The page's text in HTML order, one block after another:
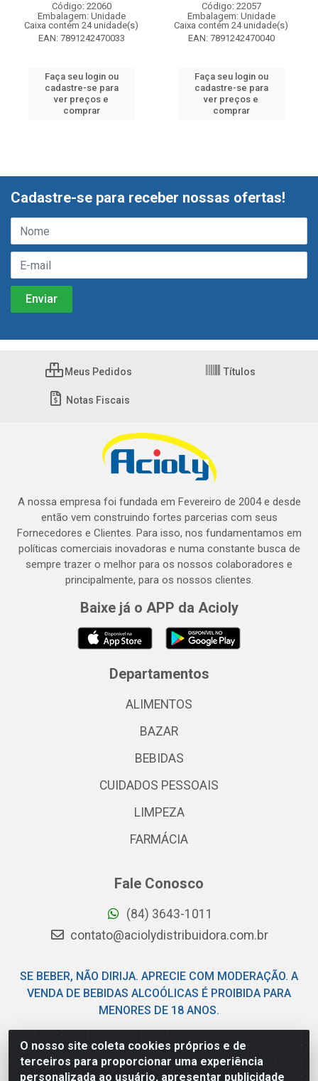
Código: 22060
Embalagem: Unidade
Caixa contém 24 unidade(s)
EAN: 7891242470033
Faça seu login ou
cadastre-se para
ver preços e
comprar
Código: 22057
Embalagem: Unidade
Caixa contém 24 unidade(s)
EAN: 7891242470040
Faça seu login ou
cadastre-se para
ver preços e
comprar
O nosso site coleta cookies próprios e de
terceiros para proporcionar uma experiência
personalizada ao usuário, apresentar publicidade
Cadastre-se para receber nossas ofertas!
Meus Pedidos Títulos
Notas Fiscais
A nossa empresa foi fundada em Fevereiro de 2004 e desde
então vem construindo fortes parcerias com seus
Fornecedores e Clientes. Para isso, nos fundamentamos em
políticas comerciais inovadoras e numa constante busca de
sempre trazer o melhor para os nossos colaboradores e
principalmente, para os nossos clientes.
Baixe já o APP da Acioly
Departamentos
ALIMENTOS
BAZAR
BEBIDAS
CUIDADOS PESSOAIS
LIMPEZA
FARMÁCIA
Fale Conosco
(84) 3643-1011
contato@aciolydistribuidora.com.br
SE BEBER, NÃO DIRIJA. APRECIE COM MODERAÇÃO. A
VENDA DE BEBIDAS ALCOÓLICAS É PROIBIDA PARA
MENORES DE 18 ANOS.
Acioly Distribuidora - Av Piloto Pereira Tim - Parque de
Exposições - Parnamirim/RN - CEP 59146-480 - CNPJ